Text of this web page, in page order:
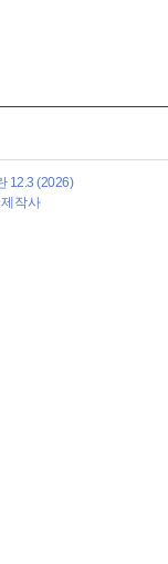
12.3 (2026)
제작사